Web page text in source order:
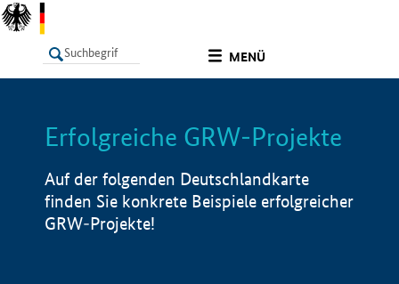
MENÜ
LISTE Info
Erfolgreiche GRW-Projekte
Auf der folgenden Deutschlandkarte
finden Sie konkrete Beispiele erfolgreicher
GRW-Projekte!